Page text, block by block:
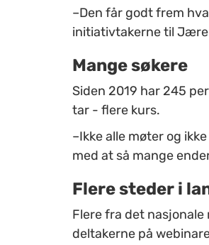
–Den får godt frem
initiativtakerne til
Mange søkere
Siden 2019 har 245
tar - flere kurs.
–Ikke alle møter og
med at så mange
Flere steder i
Flere fra det
deltakerne på